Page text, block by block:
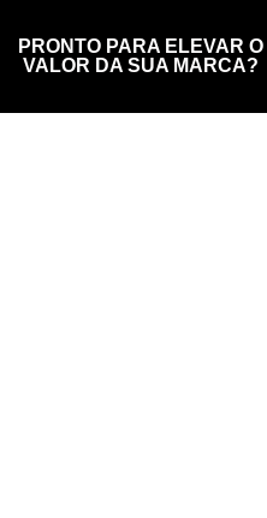
PRONTO PARA ELEVAR O
VALOR DA SUA MARCA?